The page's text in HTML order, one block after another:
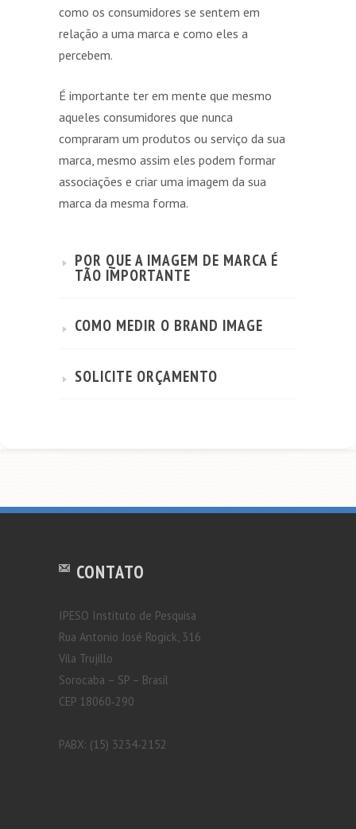
como os consumidores se sentem em
relação a uma marca e como eles a
percebem.
É importante ter em mente que mesmo
aqueles consumidores que nunca
compraram um produtos ou serviço da sua
marca, mesmo assim eles podem formar
associações e criar uma imagem da sua
marca da mesma forma.
POR QUE A IMAGEM DE MARCA É
TÃO IMPORTANTE
COMO MEDIR O BRAND IMAGE
SOLICITE ORÇAMENTO
CONTATO
IPESO Instituto de Pesquisa
Rua Antonio José Rogick, 316
Vila Trujillo
Sorocaba – SP – Brasil
CEP 18060‐290
PABX: (15) 3234‐2152